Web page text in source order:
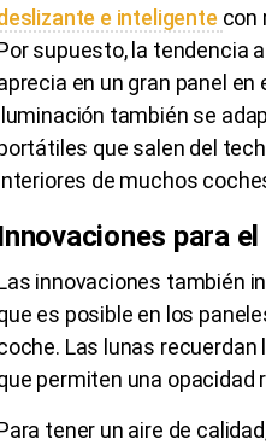
e inteligente con
supuesto, la tendencia
en un gran panel
también se
que salen del
de muchos
Innovaciones para
innovaciones también
es posible en los
Las lunas
permiten una opacidad
tener un aire de